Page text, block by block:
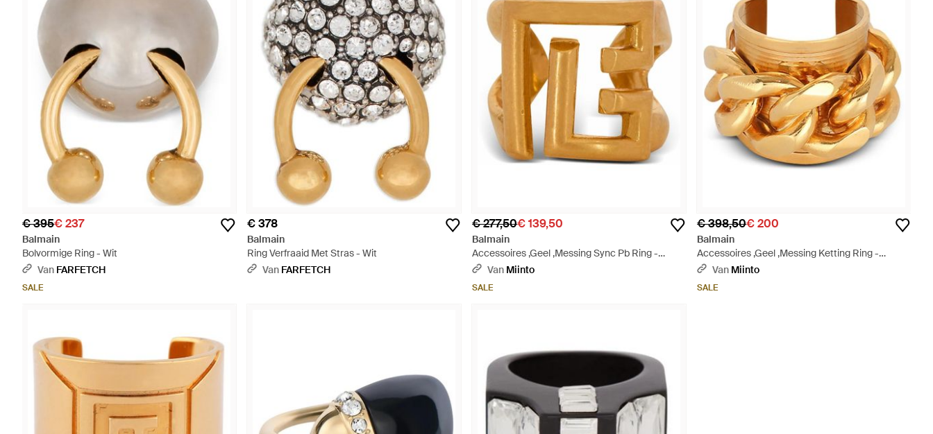
€ 395€ 237
Balmain
Bolvormige Ring - Wit
Van FARFETCH
SALE
€ 378
Balmain
Ring Verfraaid Met Stras - Wit
Van FARFETCH
€ 277,50€ 139,50
Balmain
Accessoires ,Geel ,Messing Sync Pb Ring -
Metallic
Van Miinto
SALE
€ 398,50€ 200
Balmain
Accessoires ,Geel ,Messing Ketting Ring -
Metallic
Van Miinto
SALE